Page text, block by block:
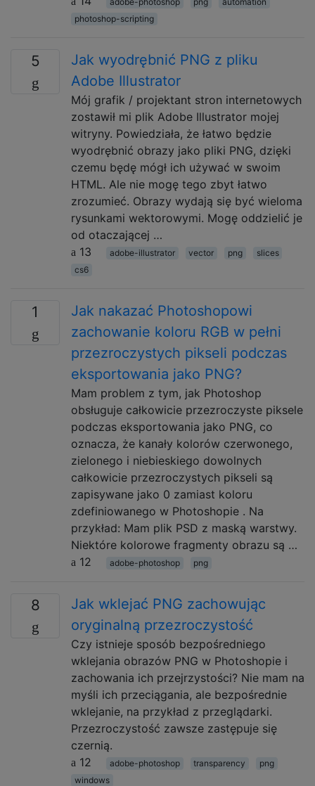
photoshop-scripting
5
Jak wyodrębnić PNG z pliku
Adobe Illustrator
Mój grafik / projektant stron internetowych
zostawił mi plik Adobe Illustrator mojej
witryny. Powiedziała, że ​​łatwo będzie
wyodrębnić obrazy jako pliki PNG, dzięki
czemu będę mógł ich używać w swoim
HTML. Ale nie mogę tego zbyt łatwo
zrozumieć. Obrazy wydają się być wieloma
rysunkami wektorowymi. Mogę oddzielić je
od otaczającej …
13
adobe-illustrator vector png
slices
cs6
1
Jak nakazać Photoshopowi
zachowanie koloru RGB w pełni
przezroczystych pikseli podczas
eksportowania jako PNG?
Mam problem z tym, jak Photoshop
obsługuje całkowicie przezroczyste piksele
podczas eksportowania jako PNG, co
oznacza, że ​​kanały kolorów czerwonego,
zielonego i niebieskiego dowolnych
całkowicie przezroczystych pikseli są
zapisywane jako 0 zamiast koloru
zdefiniowanego w Photoshopie . Na
przykład: Mam plik PSD z maską warstwy.
Niektóre kolorowe fragmenty obrazu są …
12
adobe-photoshop png
8
Jak wklejać PNG zachowując
oryginalną przezroczystość
Czy istnieje sposób bezpośredniego
wklejania obrazów PNG w Photoshopie i
zachowania ich przejrzystości? Nie mam na
myśli ich przeciągania, ale bezpośrednie
wklejanie, na przykład z przeglądarki.
Przezroczystość zawsze zastępuje się
czernią.
12
adobe-photoshop transparency
png
windows